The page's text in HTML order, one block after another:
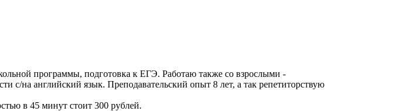
программы, подготовка к ЕГЭ. Работаю также со взрослыми -
с/на английский язык. Преподавательский опыт 8 лет, а так репетиторствую
в 45 минут стоит 300 рублей.